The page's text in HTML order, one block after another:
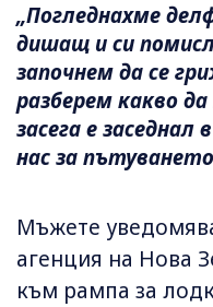
„Погледнахме
дишащ и си
започнем да се
разберем какво
засега е
нас за
Мъжете
агенция на Нова
към рампа за